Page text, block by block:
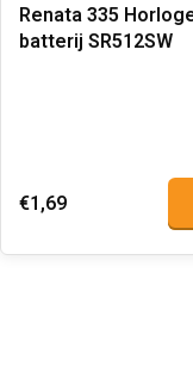
Renata 335
batterij SR512SW
€1,69